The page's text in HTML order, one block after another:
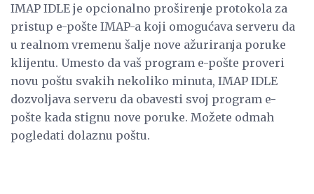
IMAP IDLE je opcionalno proširenje protokola za
pristup e-pošte IMAP-a koji omogućava serveru da
u realnom vremenu šalje nove ažuriranja poruke
klijentu. Umesto da vaš program e-pošte proveri
novu poštu svakih nekoliko minuta, IMAP IDLE
dozvoljava serveru da obavesti svoj program e-
pošte kada stignu nove poruke. Možete odmah
pogledati dolaznu poštu.